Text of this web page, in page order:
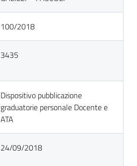
100/2018
3435
Dispositivo pubblicazione
graduatorie personale Docente e
ATA
24/09/2018